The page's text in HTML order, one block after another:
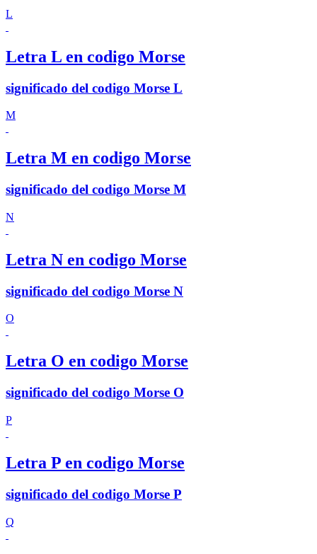
L
Letra L en codigo Morse
significado del codigo Morse L
M
Letra M en codigo Morse
significado del codigo Morse M
N
Letra N en codigo Morse
significado del codigo Morse N
O
Letra O en codigo Morse
significado del codigo Morse O
P
Letra P en codigo Morse
significado del codigo Morse P
Q